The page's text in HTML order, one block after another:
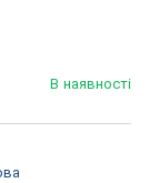
В наявності